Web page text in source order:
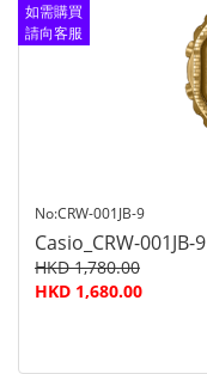
如需購買
請向客服
No:CRW-001JB-9
Casio_CRW-001JB-9
HKD 1,780.00
HKD 1,680.00